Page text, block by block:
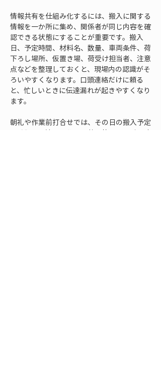
情報共有を仕組み化するには、搬入に関する
情報を一か所に集め、関係者が同じ内容を確
認できる状態にすることが重要です。搬入
日、予定時間、材料名、数量、車両条件、荷
下ろし場所、仮置き場、荷受け担当者、注意
点などを整理しておくと、現場内の認識がそ
ろいやすくなります。口頭連絡だけに頼る
と、忙しいときに伝達漏れが起きやすくなり
ます。
朝礼や作業前打合せでは、その日の搬入予定
を確認する流れを作ると効果的です。どの時